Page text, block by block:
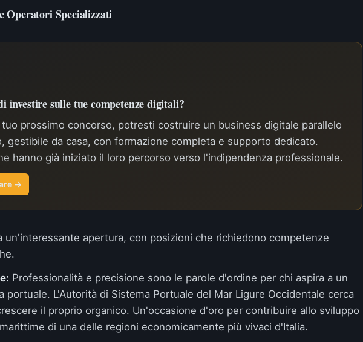
Operatori Specializzati
investire sulle tue competenze digitali?
prossimo concorso, potresti costruire un business digitale parallelo
gestibile da casa, con formazione completa e supporto dedicato.
hanno già iniziato il loro percorso verso l'indipendenza professionale.
→
un'interessante apertura, con posizioni che richiedono competenze
Professionalità e precisione sono le parole d'ordine per chi aspira a un
portuale. L'Autorità di Sistema Portuale del Mar Ligure Occidentale cerca
il proprio organico. Un'occasione d'oro per contribuire allo sviluppo
di una delle regioni economicamente più vivaci d'Italia.